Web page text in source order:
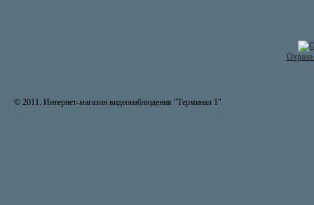
© 2011. Интернет-магазин видеонаблюдения "Терминал 1"